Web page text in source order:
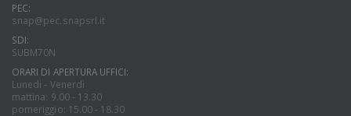
PEC:
snap@pec.snapsrl.it
SDI:
SUBM70N
ORARI DI APERTURA UFFICI:
Lunedi - Venerdì
mattina: 9.00 - 13.30
pomeriggio: 15.00 - 18.30